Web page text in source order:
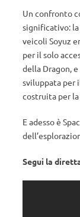
Un confronto
significativo: la
veicoli Soyuz
per il solo
della Dragon,
sviluppata per
costruita per
E adesso è
Segui la